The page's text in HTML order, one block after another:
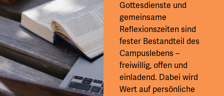
Gottesdienste und
gemeinsame
Reflexionszeiten sind
fester Bestandteil des
Campuslebens –
freiwillig, offen und
einladend. Dabei wird
Wert auf persönliche